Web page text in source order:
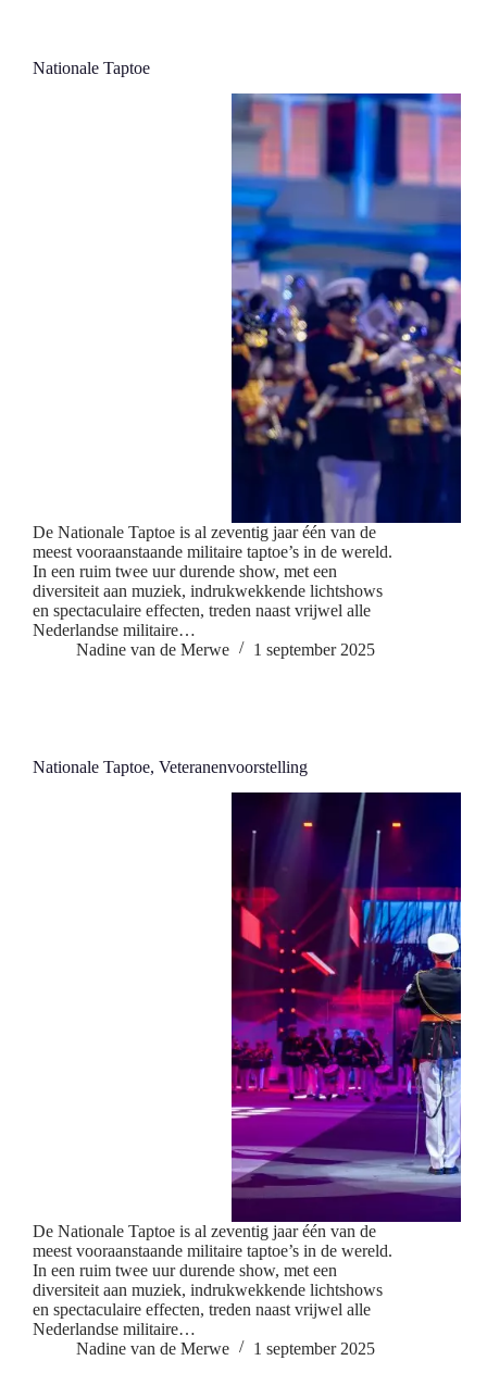
Nationale Taptoe
De Nationale Taptoe is al zeventig jaar één van de
meest vooraanstaande militaire taptoe’s in de wereld.
In een ruim twee uur durende show, met een
diversiteit aan muziek, indrukwekkende lichtshows
en spectaculaire effecten, treden naast vrijwel alle
Nederlandse militaire…
Nadine van de Merwe
1 september 2025
Nationale Taptoe, Veteranenvoorstelling
De Nationale Taptoe is al zeventig jaar één van de
meest vooraanstaande militaire taptoe’s in de wereld.
In een ruim twee uur durende show, met een
diversiteit aan muziek, indrukwekkende lichtshows
en spectaculaire effecten, treden naast vrijwel alle
Nederlandse militaire…
Nadine van de Merwe
1 september 2025